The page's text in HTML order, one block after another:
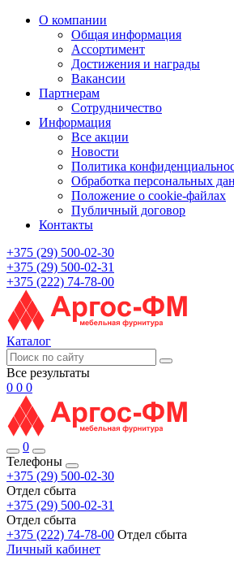
О компании
Общая информация
Ассортимент
Достижения и награды
Вакансии
Партнерам
Сотрудничество
Информация
Все акции
Новости
Политика
Обработка персональных
Положение о cookie-файлах
Публичный договор
Контакты
+375 (29) 500-02-30
+375 (29) 500-02-31
+375 (222) 74-78-00
Каталог
Все результаты
0 0 0
0
Телефоны
+375 (29) 500-02-30
Отдел сбыта
+375 (29) 500-02-31
Отдел сбыта
+375 (222) 74-78-00 Отдел сбыта
Личный кабинет